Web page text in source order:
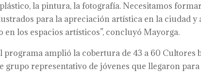
la pintura, la fotografía. Necesitamos
para la apreciación artística en la ciudad y
en los espacios artísticos”, concluyó Mayorga.
programa amplió la cobertura de 43 a 60 Cultores
grupo representativo de jóvenes que llegaron